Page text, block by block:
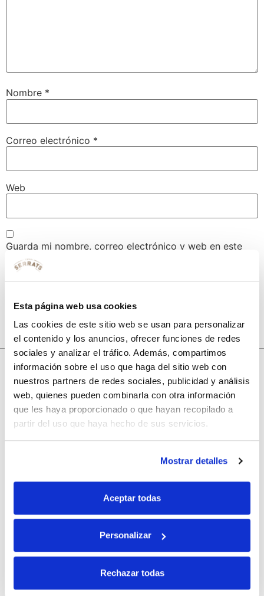
Esta página web usa cookies
Las cookies de este sitio web se usan para personalizar
el contenido y los anuncios, ofrecer funciones de redes
sociales y analizar el tráfico. Además, compartimos
información sobre el uso que haga del sitio web con
nuestros partners de redes sociales, publicidad y análisis
web, quienes pueden combinarla con otra información
que les haya proporcionado o que hayan recopilado a
partir del uso que haya hecho de sus servicios.
Mostrar detalles
Aceptar todas
Personalizar
Rechazar todas
Nombre *
Correo electrónico *
Web
Guarda mi nombre, correo electrónico y web en este
10% de descuento
con tu primera compra.
a nuestra newsletter para recibir nuestrasofertas
disfruta deun 10% de descuentoen tu primera compra.
Responsable: HIJOS DE JOSÉ SERRATS S.A. Finalidad: tratamientos con